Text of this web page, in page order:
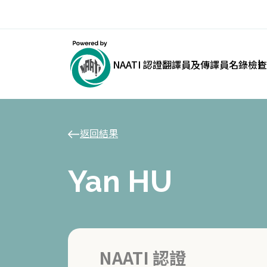
NAATI 認證翻譯員及傳譯員名錄檢
返回結果
Yan HU
NAATI 認證